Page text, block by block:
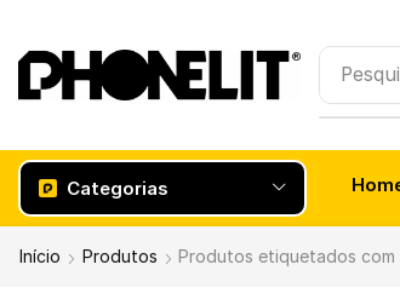
Categorias
Início Produtos Produtos etiquetados com